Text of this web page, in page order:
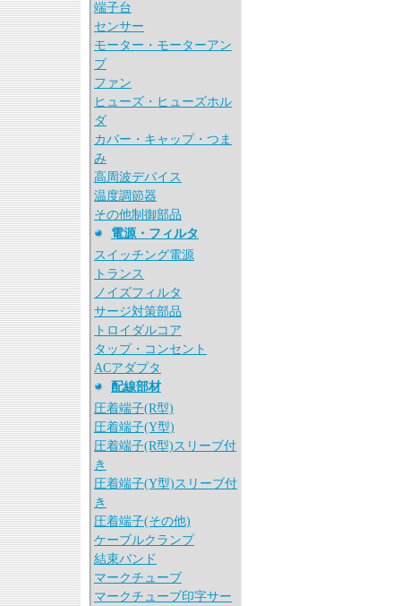
端子台
センサー
モーター・モーターアン
プ
ファン
ヒューズ・ヒューズホル
ダ
カバー・キャップ・つま
み
高周波デバイス
温度調節器
その他制御部品
電源・フィルタ
スイッチング電源
トランス
ノイズフィルタ
サージ対策部品
トロイダルコア
タップ・コンセント
ACアダプタ
配線部材
圧着端子(R型)
圧着端子(Y型)
圧着端子(R型)スリーブ付
き
圧着端子(Y型)スリーブ付
き
圧着端子(その他)
ケーブルクランプ
結束バンド
マークチューブ
マークチューブ印字サー